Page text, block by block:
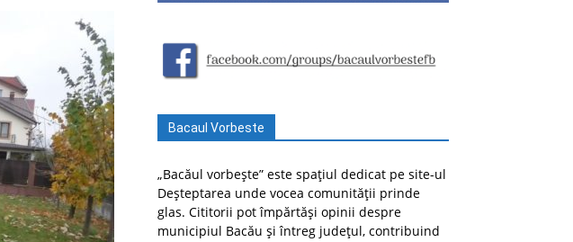
Bacaul Vorbeste
„Bacăul vorbește” este spațiul dedicat pe site-ul
Deșteptarea unde vocea comunității prinde
glas. Cititorii pot împărtăși opinii despre
municipiul Bacău și întreg județul, contribuind